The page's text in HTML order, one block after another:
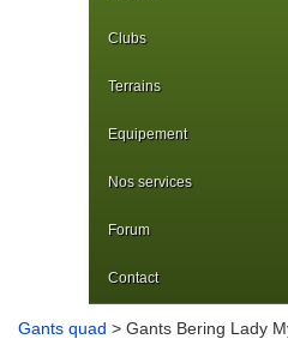
Clubs
Terrains
Equipement
Nos services
Forum
Contact
Gants quad > Gants Bering Lady